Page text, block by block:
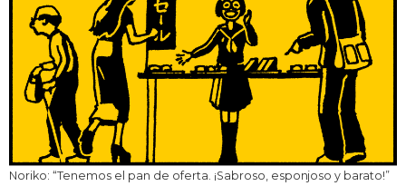
Noriko: “Tenemos el pan de oferta. ¡Sabroso, esponjoso y barato!”